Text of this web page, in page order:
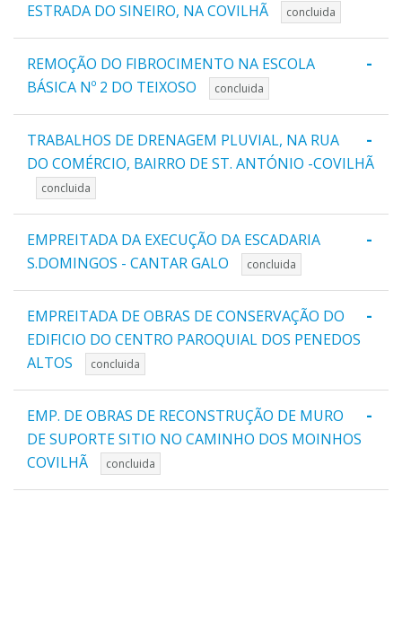
ESTRADA DO SINEIRO, NA COVILHÃ
concluida
-
REMOÇÃO DO FIBROCIMENTO NA ESCOLA
BÁSICA Nº 2 DO TEIXOSO
concluida
-
TRABALHOS DE DRENAGEM PLUVIAL, NA RUA
DO COMÉRCIO, BAIRRO DE ST. ANTÓNIO -COVILHÃ
concluida
-
EMPREITADA DA EXECUÇÃO DA ESCADARIA
S.DOMINGOS - CANTAR GALO
concluida
-
EMPREITADA DE OBRAS DE CONSERVAÇÃO DO
EDIFICIO DO CENTRO PAROQUIAL DOS PENEDOS
ALTOS
concluida
-
EMP. DE OBRAS DE RECONSTRUÇÃO DE MURO
DE SUPORTE SITIO NO CAMINHO DOS MOINHOS
COVILHÃ
concluida